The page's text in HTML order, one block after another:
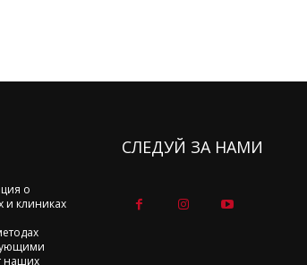
о
и клиниках
наших
СЛЕДУЙ ЗА НАМИ